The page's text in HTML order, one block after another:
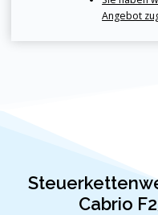
Angebot
Cabrio